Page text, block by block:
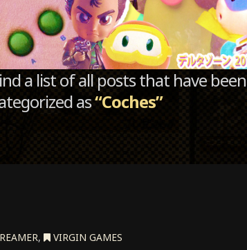
a list of all posts that have been
as“Coches”
, VIRGIN GAMES